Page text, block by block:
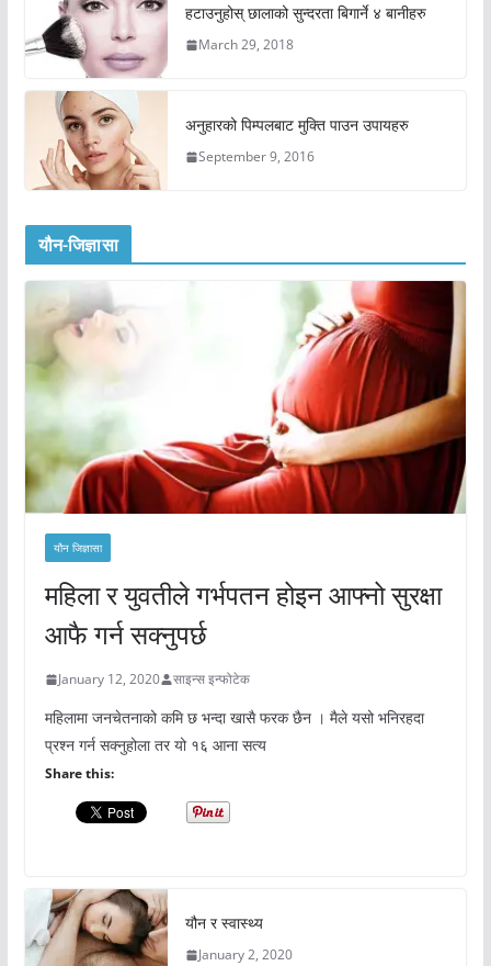
हटाउनुहोस् छालाको सुन्दरता बिगार्ने ४ बानीहरु
March 29, 2018
अनुहारको पिम्पलबाट मुक्ति पाउन उपायहरु
September 9, 2016
यौन-जिज्ञासा
यौन जिज्ञासा
महिला र युवतीले गर्भपतन होइन आफ्नो सुरक्षा
आफै गर्न सक्नुपर्छ
January 12, 2020 साइन्स इन्फोटेक
महिलामा जनचेतनाको कमि छ भन्दा खासै फरक छैन । मैले यसो भनिरहदा
प्रश्न गर्न सक्नुहोला तर यो १६ आना सत्य
Share this:
यौन र स्वास्थ्य
January 2, 2020